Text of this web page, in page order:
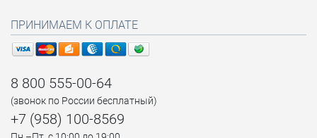
ПРИНИМАЕМ К ОПЛАТЕ
8 800 555-00-64
(звонок по России бесплатный)
+7 (958) 100-8569